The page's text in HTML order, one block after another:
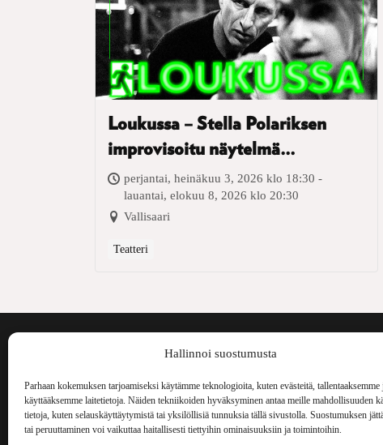
Hallinnoi suostumusta
Parhaan kokemuksen tarjoamiseksi käytämme teknologioita, kuten evästeitä, tallentaaksemme
käyttääksemme laitetietoja. Näiden tekniikoiden hyväksyminen antaa meille mahdollisuuden
tietoja, kuten selauskäyttäytymistä tai yksilöllisiä tunnuksia tällä sivustolla. Suostumuksen
tai peruuttaminen voi vaikuttaa haitallisesti tiettyihin ominaisuuksiin ja toimintoihin.
Loukussa – Stella Polariksen
improvisoitu näytelmä
Vallisaaren kesäteatterissa
perjantai, heinäkuu 3, 2026 klo 18:30 -
lauantai, elokuu 8, 2026 klo 20:30
Vallisaari
Teatteri
Voima Kustannus
Vellamonkatu 30 B 3 krs.
00550 Helsinki
Voima on
kulttuurilehti. Se
aiheita niin
ilmestynyt vuodesta